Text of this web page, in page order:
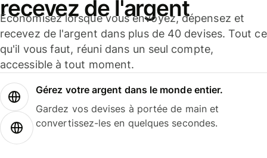
recevez de l'argent
Économisez lorsque vous envoyez, dépensez et
recevez de l'argent dans plus de 40 devises. Tout ce
qu'il vous faut, réuni dans un seul compte,
accessible à tout moment.
Gérez votre argent dans le monde entier.
Gardez vos devises à portée de main et
convertissez-les en quelques secondes.